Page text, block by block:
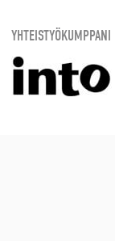
YHTEISTYÖKUMPPANI